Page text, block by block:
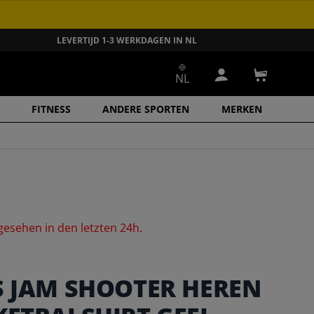
LEVERTIJD 1-3 WERKDAGEN IN NL
FITNESS ANDERE SPORTEN MERKEN
NL Inloggen
in den letzten24h.
JAM SHOOTER HEREN